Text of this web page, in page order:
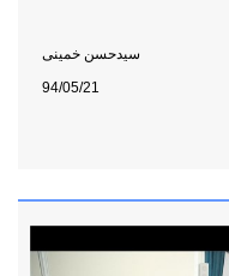
سیدحسن خمینی
94/05/21